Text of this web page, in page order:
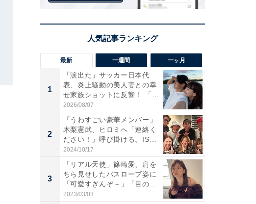
最新 一週間 一ヶ月
1
「涙出た」サッカー日本代
表、炎上騒動の美人妻との幸
せ家族ショットに反響！ 「最
高...
2026/08/07
2
「うわすごい豪華メンバー」
木梨憲武、ヒロミへ「連絡く
ださい！」呼び掛ける。IS
S...
2024/10/17
3
「リアル天使」篠崎愛、肩を
ちら見せしたバスローブ姿に
「可愛すぎんぞ～」「目の表
情...
2023/03/03